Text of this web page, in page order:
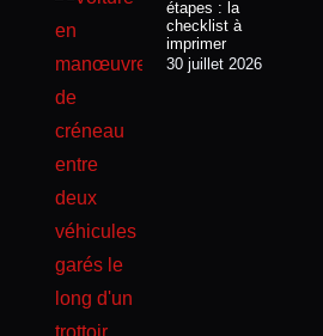
étapes : la
checklist à
imprimer
30 juillet 2026